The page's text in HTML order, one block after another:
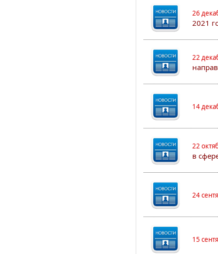
26
2021
22
14
22
в
24
15